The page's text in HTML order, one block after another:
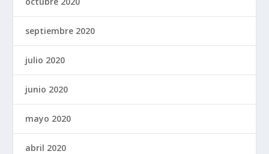
septiembre 2020
julio 2020
junio 2020
mayo 2020
abril 2020